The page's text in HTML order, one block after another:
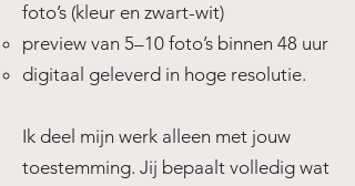
foto’s (kleur en zwart-wit)
preview van 5–10 foto’s binnen 48 uur
digitaal geleverd in hoge resolutie.
Ik deel mijn werk alleen met jouw
toestemming. Jij bepaalt volledig wat